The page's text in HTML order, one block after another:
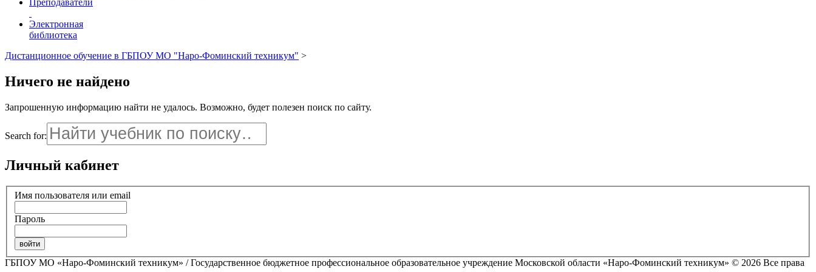
Преподаватели
Электронная
библиотека
Дистанционное обучение в ГБПОУ МО "Наро-Фоминский техникум" >
Ничего не найдено
Запрошенную информацию найти не удалось. Возможно, будет полезен поиск по сайту.
Search for:
Личный кабинет
Имя пользователя или email
Пароль
ГБПОУ МО «Наро-Фоминский техникум» / Государственное бюджетное профессиональное образовательное учреждение Московской области «Наро-Фоминский техникум» © 2026 Все права